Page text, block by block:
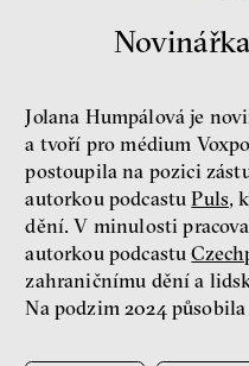
Jolana Humpálová je
a tvoří pro médium
postoupila na pozici
autorkou podcastuPuls,
dění. V minulosti
autorkou podcastu
zahraničnímu dění a
Na podzim 2024